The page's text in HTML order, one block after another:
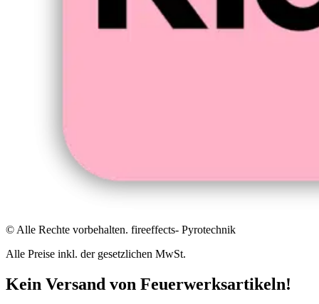
© Alle Rechte vorbehalten. fireeffects- Pyrotechnik
Alle Preise inkl. der gesetzlichen MwSt.
Kein Versand von Feuerwerksartikeln!